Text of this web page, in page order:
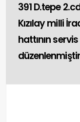
391 D.tepe
Kızılay milli
hattının
düzenlenmiştir